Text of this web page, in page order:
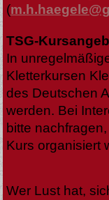
(
TSG-
In
Kletterkursen
des Deutschen
werden. Bei
bitte
Kurs organisiert
Wer Lust hat,